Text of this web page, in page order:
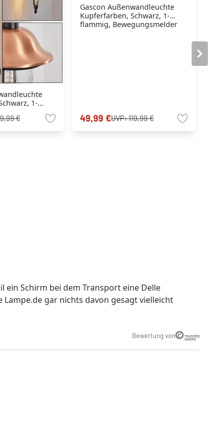
1-
€
Gascon Außenwandleuchte
Kupferfarben, Schwarz, 1-
flammig, Bewegungsmelder
49,99 €UVP:119,99 €
ein Schirm bei dem Transport eine Delle
gar nichts davon gesagt vielleicht
Bewertung von